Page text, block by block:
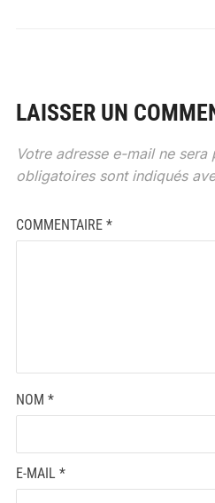
LAISSER UN
Votre adresse e-mail ne sera
obligatoires sont indiqués
COMMENTAIRE *
NOM *
E-MAIL *